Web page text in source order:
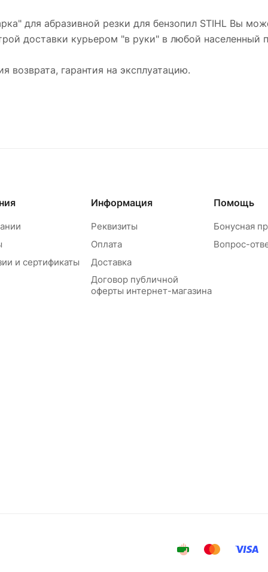
для абразивной резки для бензопил STIHL Вы
доставки курьером "в руки" в любой населенный
возврата, гарантия на эксплуатацию.
и сертификаты
Информация
Реквизиты
Оплата
Доставка
Договор публичной
оферты интернет-магазина
Помощь
Бонусная
Вопрос-